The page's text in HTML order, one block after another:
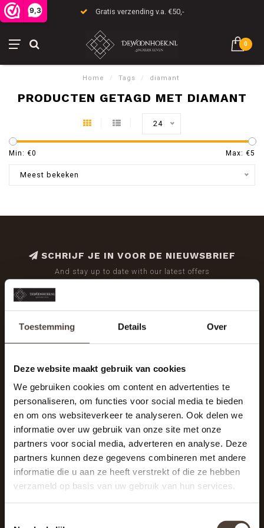
Toestemming Details Over
Deze website maakt gebruik van cookies
We gebruiken cookies om content en advertenties te
personaliseren, om functies voor social media te bieden
en om ons websiteverkeer te analyseren. Ook delen we
informatie over uw gebruik van onze site met onze
partners voor social media, adverteren en analyse. Deze
partners kunnen deze gegevens combineren met andere
informatie die u aan ze heeft verstrekt of die ze hebben
verzameld op basis van uw gebruik van hun services.
9,3 Gratis verzending v.a. €50,-
0
Home / Tags / diamant
PRODUCTEN GETAGD MET DIAMANT
24
Min: €0 Max: €5
Meest bekeken
SCHRIJF JE IN VOOR DE NIEUWSBRIEF
And stay up to date with our latest offers
De Woonhoek - Landelijk leven